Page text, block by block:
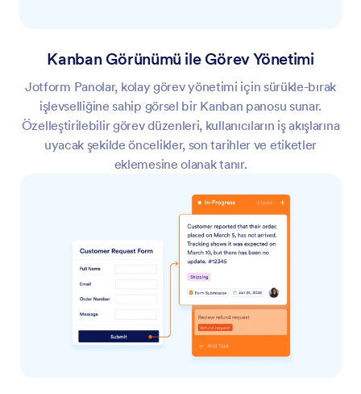
Kanban Görünümü ile Görev Yönetimi
Jotform Panolar, kolay görev yönetimi için sürükle-bırak
işlevselliğine sahip görsel bir Kanban panosu sunar.
Özelleştirilebilir görev düzenleri, kullanıcıların iş akışlarına
uyacak şekilde öncelikler, son tarihler ve etiketler
eklemesine olanak tanır.